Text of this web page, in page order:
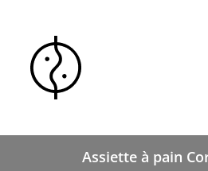
Assiette à pain